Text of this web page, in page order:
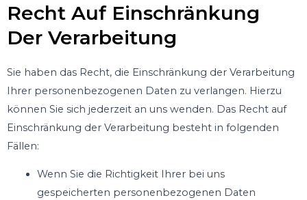
Recht Auf Einschränkung
Der Verarbeitung
Sie haben das Recht, die Einschränkung der Verarbeitung
Ihrer personenbezogenen Daten zu verlangen. Hierzu
können Sie sich jederzeit an uns wenden. Das Recht auf
Einschränkung der Verarbeitung besteht in folgenden
Fällen:
Wenn Sie die Richtigkeit Ihrer bei uns
gespeicherten personenbezogenen Daten